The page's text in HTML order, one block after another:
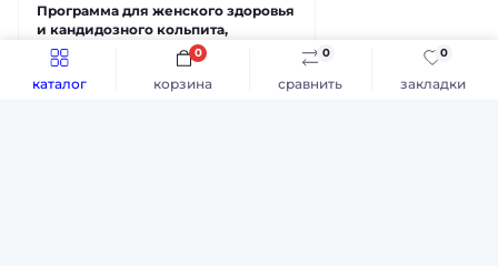
каталог сравнить
0
закладки
0
корзина
0
Программа для женского здоровья
и кандидозного кольпита,
комплекс Растение Карпат
2 050 грн.